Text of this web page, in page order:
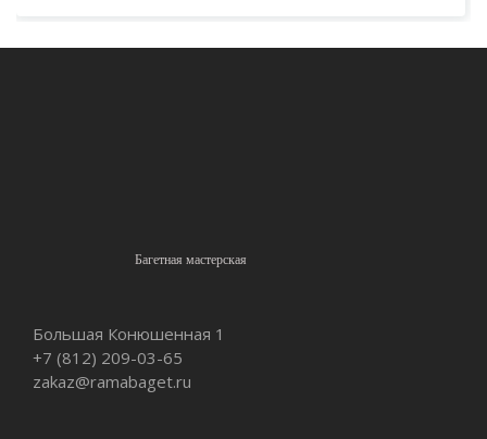
Багетная мастерская
Большая Конюшенная 1
+7 (812) 209-03-65
zakaz@ramabaget.ru